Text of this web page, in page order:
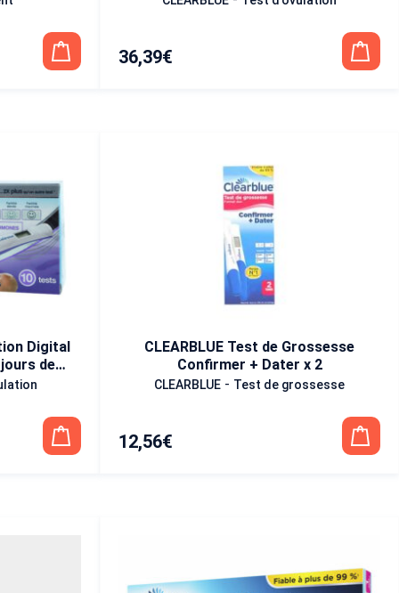
36,39€
Digital
de
CLEARBLUE Test de Grossesse
Confirmer + Dater x 2
CLEARBLUE - Test de grossesse
12,56€